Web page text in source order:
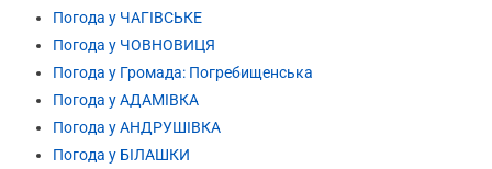
Погода у ЧАГІВСЬКЕ
Погода у ЧОВНОВИЦЯ
Погода у Громада: Погребищенська
Погода у АДАМІВКА
Погода у АНДРУШІВКА
Погода у БІЛАШКИ